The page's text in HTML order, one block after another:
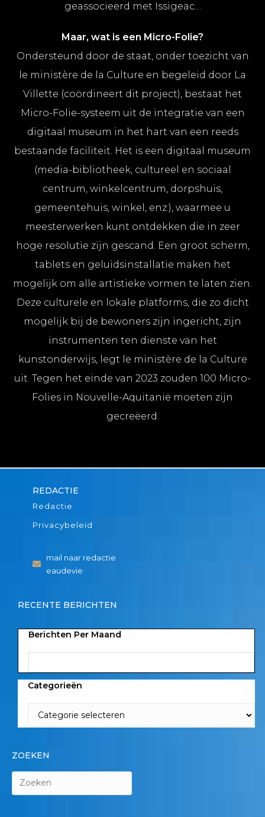
geassocieerd met Issigeac…
Maar, wat is een Micro-Folie?
Ondersteund door de staat, onder toezicht van
le ministère de la Culture en begeleid door La
Villette (coördineert dit project), bestaat het
Micro-Folie-systeem uit de integratie van een
digitaal museum in het hart van een reeds
bestaande faciliteit. Het is een digitaal museum
(media-bibliotheek, cultureel en sociaal
centrum, winkelcentrum, dorpshuis,
gemeentehuis, winkel, enz.), waarmee u
meesterwerken kunt ontdekken die in zeer
hoge resolutie zijn gescand. Een groot scherm,
tablets en geluidsinstallatie maken het
mogelijk om alle artistieke vormen te laten zien.
Deze culturele en lokale platforms, die zo dicht
mogelijk bij de bewoners zijn ingericht, zijn
instrumenten ten dienste van het
kunstonderwijs, legt le ministère de la Culture
uit. Tegen het einde van 2023 zouden 100 Micro-
Folies in Nouvelle-Aquitanië moeten zijn
gecreëerd.
REDACTIE
Redactie
Privacybeleid
mail naar redactie
eaudevie
RECENTE BERICHTEN
Berichten Per Maand
Categorieën
ZOEKEN